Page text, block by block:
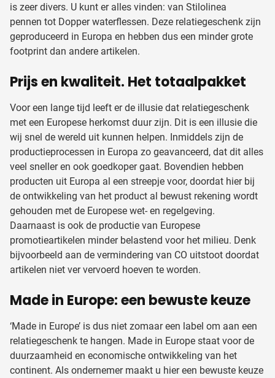
is zeer divers. U kunt er alles vinden: van Stilolinea
pennen tot Dopper waterflessen. Deze relatiegeschenk zijn
geproduceerd in Europa en hebben dus een minder grote
footprint dan andere artikelen.
Prijs en kwaliteit. Het totaalpakket
Voor een lange tijd leeft er de illusie dat relatiegeschenk
met een Europese herkomst duur zijn. Dit is een illusie die
wij snel de wereld uit kunnen helpen. Inmiddels zijn de
productieprocessen in Europa zo geavanceerd, dat dit alles
veel sneller en ook goedkoper gaat. Bovendien hebben
producten uit Europa al een streepje voor, doordat hier bij
de ontwikkeling van het product al bewust rekening wordt
gehouden met de Europese wet- en regelgeving.
Daarnaast is ook de productie van Europese
promotieartikelen minder belastend voor het milieu. Denk
bijvoorbeeld aan de vermindering van CO uitstoot doordat
artikelen niet ver vervoerd hoeven te worden.
Made in Europe: een bewuste keuze
‘Made in Europe’ is dus niet zomaar een label om aan een
relatiegeschenk te hangen. Made in Europe staat voor de
duurzaamheid en economische ontwikkeling van het
continent. Als ondernemer maakt u hier een bewuste keuze